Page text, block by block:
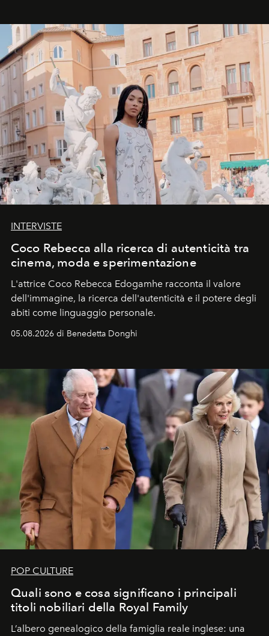
INTERVISTE
Coco Rebecca alla ricerca di autenticità tra
cinema, moda e sperimentazione
L'attrice Coco Rebecca Edogamhe racconta il valore
dell'immagine, la ricerca dell'autenticità e il potere degli
abiti come linguaggio personale.
05.08.2026 di Benedetta Donghi
POP CULTURE
Quali sono e cosa significano i principali
titoli nobiliari della Royal Family
L’albero genealogico della famiglia reale inglese: una